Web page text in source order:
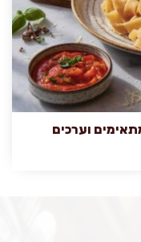
וערכים